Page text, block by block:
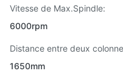
Vitesse de Max.Spindle:
6000rpm
Distance entre deux
1650mm